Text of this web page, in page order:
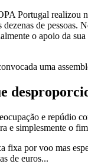
Portugal realizou
dezenas de
o apoio da
uma
e repúdio
e simplesmente o
fixa por voo mas
de euros...